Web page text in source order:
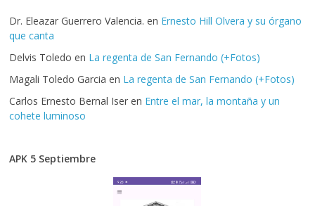
Dr. Eleazar Guerrero Valencia. en Ernesto Hill Olvera y su órgano
que canta
Delvis Toledo en La regenta de San Fernando (+Fotos)
Magali Toledo Garcia en La regenta de San Fernando (+Fotos)
Carlos Ernesto Bernal Iser en Entre el mar, la montaña y un
cohete luminoso
APK 5 Septiembre